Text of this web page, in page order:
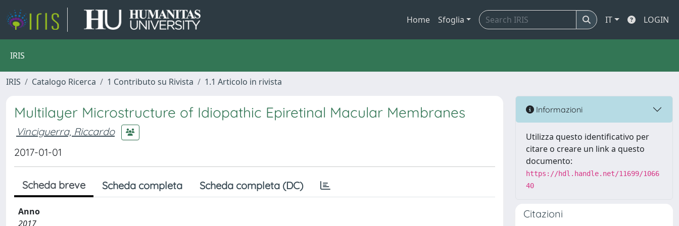
Home Sfoglia IT LOGIN
IRIS
IRIS Catalogo Ricerca 1 Contributo su Rivista 1.1 Articolo in rivista
Multilayer Microstructure of Idiopathic Epiretinal Macular Membranes
Vinciguerra, Riccardo
2017-01-01
Scheda breve Scheda completa Scheda completa (DC)
Anno
2017
Informazioni
Utilizza questo identificativo per
citare o creare un link a questo
documento:
https://hdl.handle.net/11699/1066
40
Citazioni